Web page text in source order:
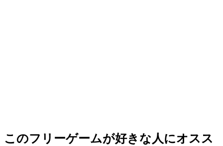
このフリーゲームが好きな人にオスス